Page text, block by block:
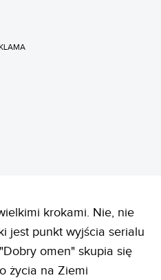
krokami. Nie, nie
jest punkt wyjścia serialu
omen" skupia się
życia na Ziemi